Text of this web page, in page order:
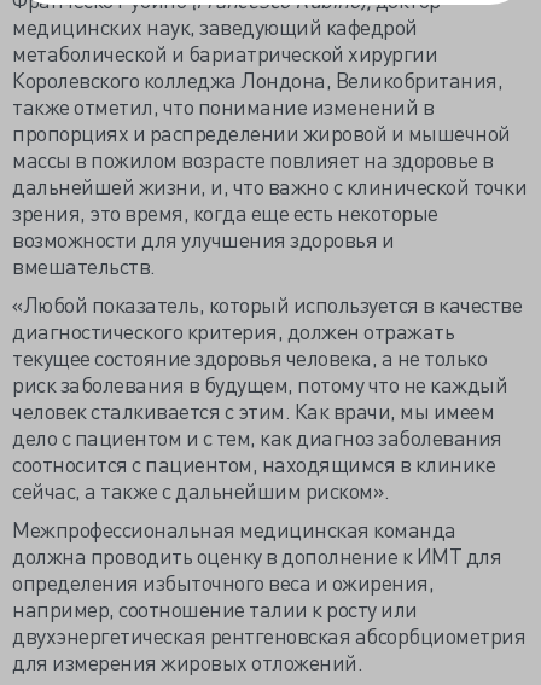
медицинских наук, заведующий кафедрой
метаболической и бариатрической хирургии
Королевского колледжа Лондона, Великобритания,
также отметил, что понимание изменений в
пропорциях и распределении жировой и мышечной
массы в пожилом возрасте повлияет на здоровье в
дальнейшей жизни, и, что важно с клинической точки
зрения, это время, когда еще есть некоторые
возможности для улучшения здоровья и
вмешательств.
«Любой показатель, который используется в качестве
диагностического критерия, должен отражать
текущее состояние здоровья человека, а не только
риск заболевания в будущем, потому что не каждый
человек сталкивается с этим. Как врачи, мы имеем
дело с пациентом и с тем, как диагноз заболевания
соотносится с пациентом, находящимся в клинике
сейчас, а также с дальнейшим риском».
Межпрофессиональная медицинская команда
должна проводить оценку в дополнение к ИМТ для
определения избыточного веса и ожирения,
например, соотношение талии к росту или
двухэнергетическая рентгеновская абсорбциометрия
для измерения жировых отложений.